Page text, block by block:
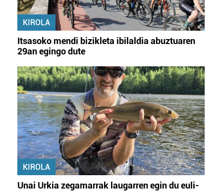
KIROLA
Itsasoko mendi bizikleta ibilaldia abuztuaren
29an egingo dute
KIROLA
Unai Urkia zegamarrak laugarren egin du euli-